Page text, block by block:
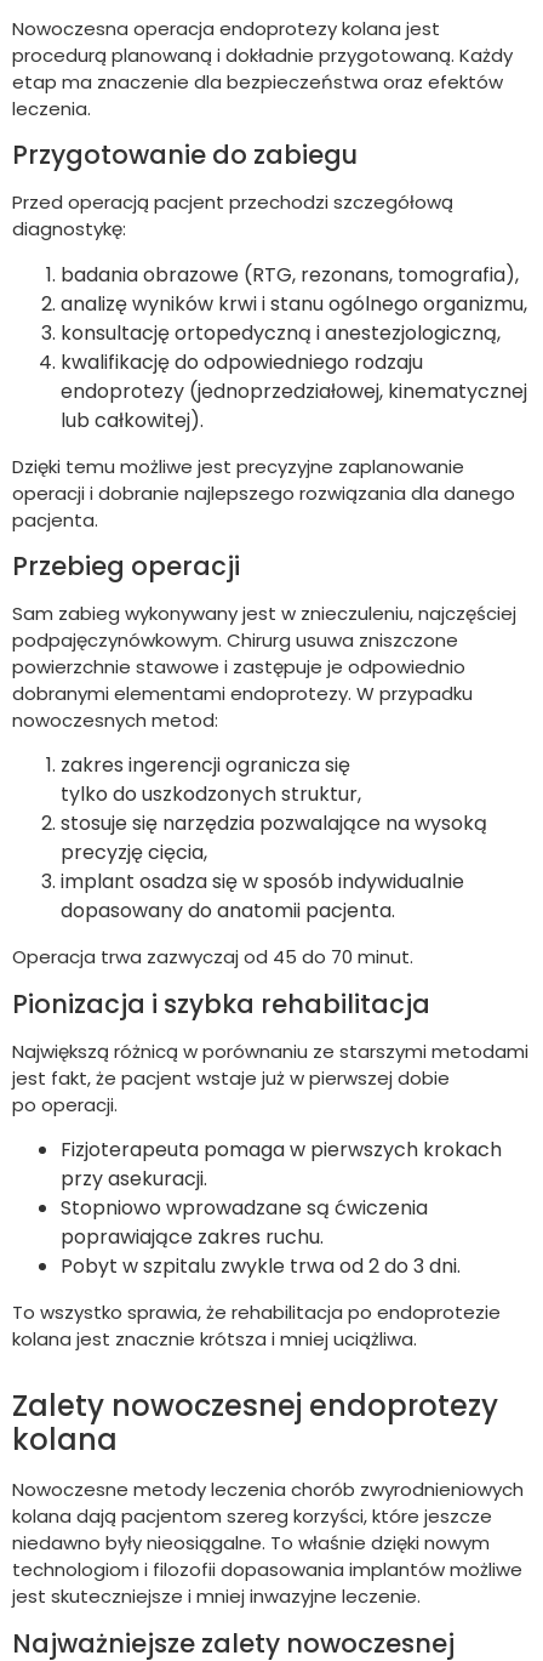
Nowoczesna operacja endoprotezy kolana jest
procedurą planowaną i dokładnie przygotowaną. Każdy
etap ma znaczenie dla bezpieczeństwa oraz efektów
leczenia.
Przygotowanie do zabiegu
Przed operacją pacjent przechodzi szczegółową
diagnostykę:
badania obrazowe (RTG, rezonans, tomografia),
analizę wyników krwi i stanu ogólnego organizmu,
konsultację ortopedyczną i anestezjologiczną,
kwalifikację do odpowiedniego rodzaju
endoprotezy (jednoprzedziałowej, kinematycznej
lub całkowitej).
Dzięki temu możliwe jest precyzyjne zaplanowanie
operacji i dobranie najlepszego rozwiązania dla danego
pacjenta.
Przebieg operacji
Sam zabieg wykonywany jest w znieczuleniu, najczęściej
podpajęczynówkowym. Chirurg usuwa zniszczone
powierzchnie stawowe i zastępuje je odpowiednio
dobranymi elementami endoprotezy. W przypadku
nowoczesnych metod:
zakres ingerencji ogranicza się
tylko do uszkodzonych struktur,
stosuje się narzędzia pozwalające na wysoką
precyzję cięcia,
implant osadza się w sposób indywidualnie
dopasowany do anatomii pacjenta.
Operacja trwa zazwyczaj od 45 do 70 minut.
Pionizacja i szybka rehabilitacja
Największą różnicą w porównaniu ze starszymi metodami
jest fakt, że pacjent wstaje już w pierwszej dobie
po operacji.
Fizjoterapeuta pomaga w pierwszych krokach
przy asekuracji.
Stopniowo wprowadzane są ćwiczenia
poprawiające zakres ruchu.
Pobyt w szpitalu zwykle trwa od 2 do 3 dni.
To wszystko sprawia, że rehabilitacja po endoprotezie
kolana jest znacznie krótsza i mniej uciążliwa.
Zalety nowoczesnej endoprotezy
kolana
Nowoczesne metody leczenia chorób zwyrodnieniowych
kolana dają pacjentom szereg korzyści, które jeszcze
niedawno były nieosiągalne. To właśnie dzięki nowym
technologiom i filozofii dopasowania implantów możliwe
jest skuteczniejsze i mniej inwazyjne leczenie.
Najważniejsze zalety nowoczesnej